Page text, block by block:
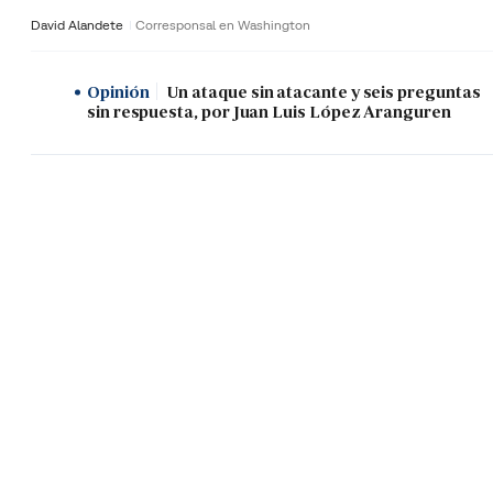
David Alandete Corresponsal en Washington
Opinión
Un ataque sin atacante y seis preguntas
sin respuesta, por Juan Luis López Aranguren